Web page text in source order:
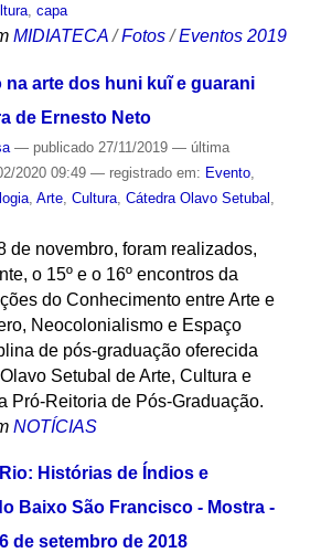
, capa
MIDIATECA /Fotos /Eventos 2019
na arte dos huni kuĩ e guarani
de Ernesto Neto
— publicado27/11/2019 — última
2020 09:49 — registrado em: Evento,
, Arte, Cultura, Cátedra Olavo Setubal
de novembro, foram realizados,
o 15º e o 16º encontros da
do Conhecimento entre Arte e
Neocolonialismo e Espaço
de pós-graduação oferecida
Setubal de Arte, Cultura e
Pró-Reitoria de Pós-Graduação.
NOTÍCIAS
Histórias de Índios e
Baixo São Francisco - Mostra -
de setembro de 2018